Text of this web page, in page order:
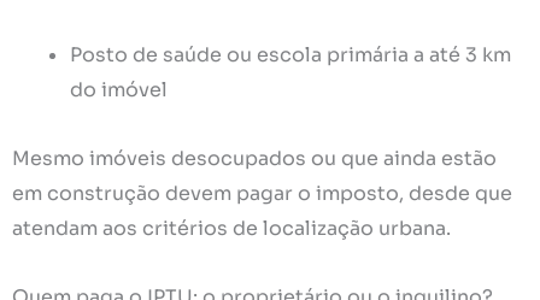
Posto de saúde ou escola primária a até 3 km
do imóvel
Mesmo imóveis desocupados ou que ainda estão
em construção devem pagar o imposto, desde que
atendam aos critérios de localização urbana.